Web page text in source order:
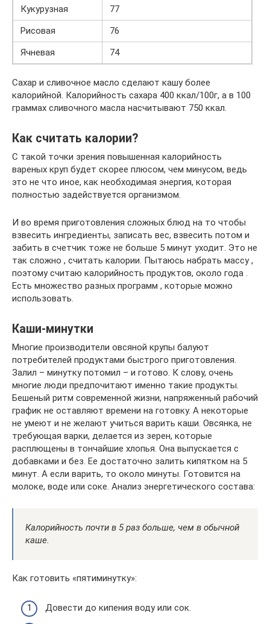
Кукурузная
77
Рисовая
76
Ячневая
74
Сахар и сливочное масло сделают кашу более
калорийной. Калорийность сахара 400 ккал/100г, а в 100
граммах сливочного масла насчитывают 750 ккал.
Как считать калории?
С такой точки зрения повышенная калорийность
вареных круп будет скорее плюсом, чем минусом, ведь
это не что иное, как необходимая энергия, которая
полностью задействуется организмом.
И во время приготовления сложных блюд на то чтобы
взвесить ингредиенты, записать вес, взвесить потом и
забить в счетчик тоже не больше 5 минут уходит. Это не
так сложно , считать калории. Пытаюсь набрать массу ,
поэтому считаю калорийность продуктов, около года .
Есть множество разных программ , которые можно
использовать.
Каши-минутки
Многие производители овсяной крупы балуют
потребителей продуктами быстрого приготовления.
Залил – минутку потомил – и готово. К слову, очень
многие люди предпочитают именно такие продукты.
Бешеный ритм современной жизни, напряженный рабочий
график не оставляют времени на готовку. А некоторые
не умеют и не желают учиться варить каши. Овсянка, не
требующая варки, делается из зерен, которые
расплющены в тончайшие хлопья. Она выпускается с
добавками и без. Ее достаточно залить кипятком на 5
минут. А если варить, то около минуты. Готовится на
молоке, воде или соке. Анализ энергетического состава:
Калорийность почти в 5 раз больше, чем в обычной
каше.
Как готовить «пятиминутку»:
Довести до кипения воду или сок.